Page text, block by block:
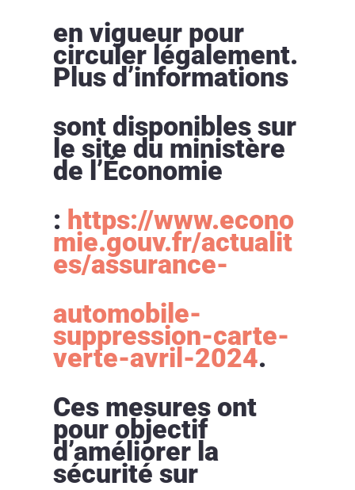
en vigueur pour
circuler légalement.
Plus d’informations
sont disponibles sur
le site du ministère
de l’Économie
: https://www.econo
mie.gouv.fr/actualit
es/assurance-
automobile-
suppression-carte-
verte-avril-2024.
Ces mesures ont
pour objectif
d’améliorer la
sécurité sur